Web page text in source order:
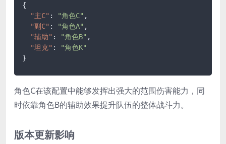
{
"主C" : "角色C" ,
"副C" : "角色A" ,
"辅助" : "角色B" ,
"坦克" :
"角色K"
}
角色C在该配置中能够发挥出强大的范围伤害能力，同
时依靠角色B的辅助效果提升队伍的整体战斗力。
版本更新影响